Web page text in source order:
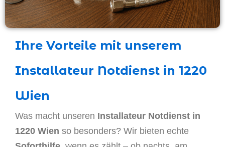
Ihre Vorteile mit unserem
Installateur Notdienst in 1220
Wien
Was macht unseren Installateur Notdienst in
1220 Wien so besonders? Wir bieten echte